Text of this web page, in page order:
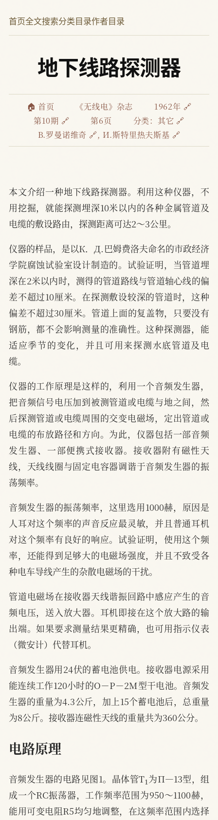
首页全文搜索分类目录作者目录
地下线路探测器
🏠 首页 《无线电》杂志
1962年 🔗
第10期 🔗
第6页 分类： 其它 🔗
В.罗曼诺维奇 🔗, И.斯特里热夫斯基 🔗
本文介绍一种地下线路探测器。利用这种仪器，不
用挖掘，就能探测埋深10米以内的各种金属管道及
电缆的敷设路由，探测距离可达2～3公里。
仪器的样品，是以К．Д.巴姆费洛夫命名的市政经济
学院腐蚀试验室设计制造的。试验证明，当管道埋
深在2米以内时，测得的管道路线与管道轴心线的偏
差不超过10厘米。在探测敷设较深的管道时，这种
偏差不超过30厘米。管道上面的复盖物，只要没有
钢筋，都不会影响测量的准确性。这种探测器，能
适应季节的变化，并且可用来探测水底管道及电
缆。
仪器的工作原理是这样的，利用一个音频发生器，
把音频信号电压加到被测管道或电缆与地之间，然
后探测管道或电缆周围的交变电磁场，定出管道或
电缆的布放路径和方向。为此，仪器包括一部音频
发生器、一部便携式接收器。接收器附有磁性天
线，天线线圈与固定电容器调谐于音频发生器的振
荡频率。
音频发生器的振荡频率，这里选用1000赫，原因是
人耳对这个频率的声音反应最灵敏，并且普通耳机
对这个频率有良好的响应。试验证明，使用这个频
率，还能得到足够大的电磁场强度，并且不致受各
种电车导线产生的杂散电磁场的干扰。
管道电磁场在接收器天线谐振回路中感应产生的音
频电压，送入放大器。耳机即接在这个放大路的输
出端。如果要求测量结果更精确，也可用指示仪表
（微安计）代替耳机。
音频发生器用24伏的蓄电池供电。接收器电源采用
能连续工作120小时的O－P－2M型干电池。音频发
生器的重量为4.3公斤，加上15个蓄电池后，总重量
为8公斤。接收器连磁性天线的重量共为360公分。
电路原理
音频发生器的电路见图1。晶体管T 为П—13型，组
成一个RC振荡器，工作频率范围为950～1100赫，
能用可变电阻R5均匀地调整，在这频率范围内选择